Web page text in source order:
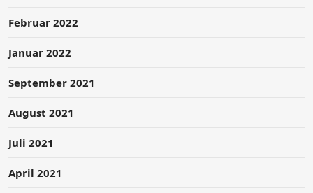
Februar 2022
Januar 2022
September 2021
August 2021
Juli 2021
April 2021